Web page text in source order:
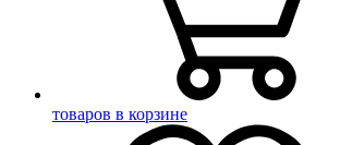
товаров в корзине